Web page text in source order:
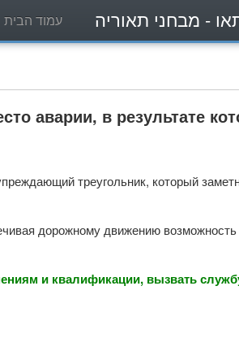
- מבחני תאוריה עמוד הבית
аварии, в результате
треугольник, который
дорожному движению возможность
и квалификации, вызвать